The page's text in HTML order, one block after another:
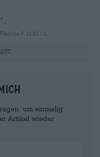
€ 11,82 / L
um einmalig
Artikel wieder